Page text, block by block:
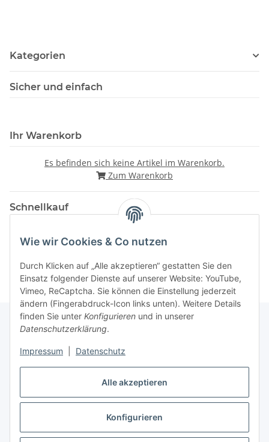
Alle akzeptieren
Konfigurieren
Wie wir Cookies & Co nutzen
Durch Klicken auf „Alle akzeptieren“ gestatten Sie den
Einsatz folgender Dienste auf unserer Website: YouTube,
Vimeo, ReCaptcha. Sie können die Einstellung jederzeit
ändern (Fingerabdruck-Icon links unten). Weitere Details
finden Sie unter Konfigurieren und in unserer
Datenschutzerklärung.
Impressum Datenschutz
Kategorien
Sicher und einfach
Ihr Warenkorb
Es befinden sich keine Artikel im Warenkorb.
Zum Warenkorb
Schnellkauf
Gesetzliche Informationen
Vertrag widerrufen